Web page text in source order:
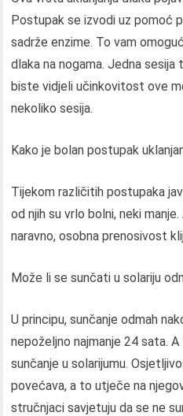
Postupak se izvodi uz pomoć
sadrže enzime. To vam
dlaka na nogama. Jedna
biste vidjeli učinkovitost ove
nekoliko sesija.
Kako je bolan postupak
Tijekom različitih postupaka
od njih su vrlo bolni, neki
naravno, osobna prenosivost
Može li se sunčati u solariju
U principu, sunčanje odmah
nepoželjno najmanje 24 sata.
sunčanje u solarijumu.
povećava, a to utječe na
stručnjaci savjetuju da se ne